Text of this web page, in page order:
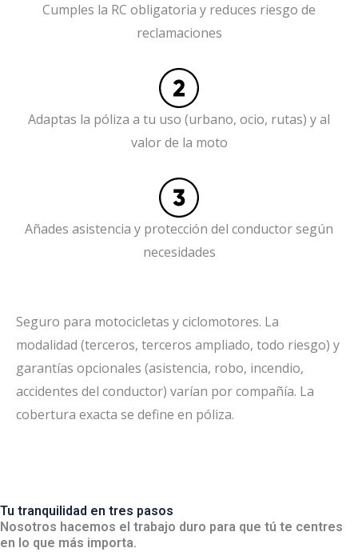
Cumples la RC obligatoria y reduces riesgo de
reclamaciones
Adaptas la póliza a tu uso (urbano, ocio, rutas) y al
valor de la moto
Añades asistencia y protección del conductor según
necesidades
Seguro para motocicletas y ciclomotores. La
modalidad (terceros, terceros ampliado, todo riesgo) y
garantías opcionales (asistencia, robo, incendio,
accidentes del conductor) varían por compañía. La
cobertura exacta se define en póliza.
Tu tranquilidad en tres pasos
Nosotros hacemos el trabajo duro para que tú te centres
en lo que más importa.